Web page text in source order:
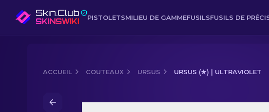
PISTOLETSMILIEU DE GAMMEFUSILSFUSILS DE
ACCUEIL COUTEAUX URSUS URSUS (★) | ULTRAVIOLET